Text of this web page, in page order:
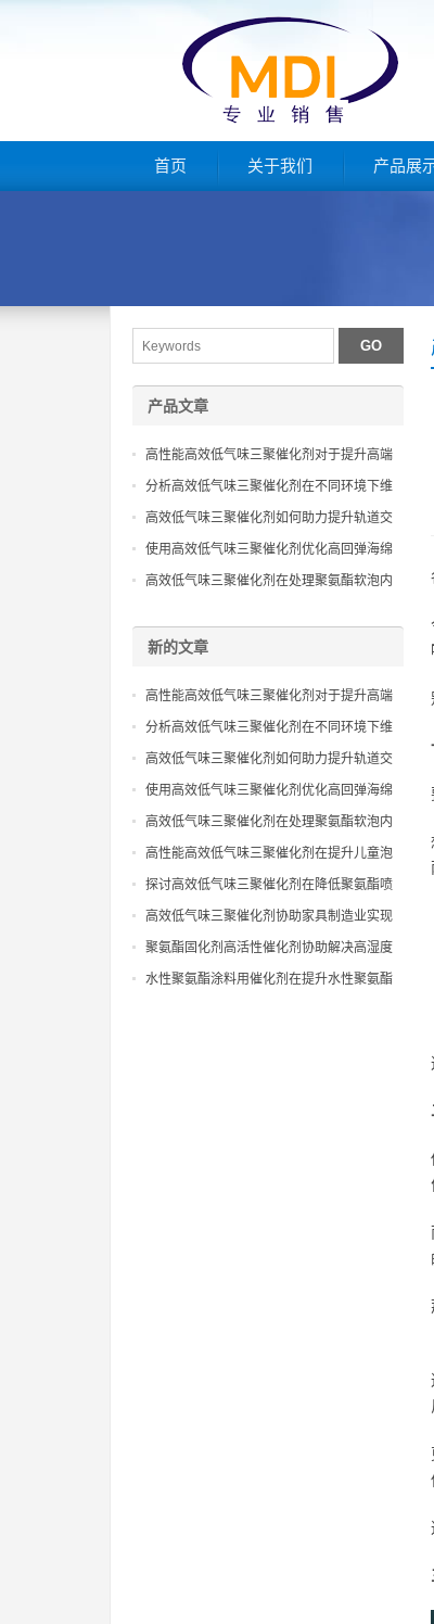
首页 关于我们 产品展
产品文章
高性能高效低气味三聚催化剂对于提升高端
聚氨酯复合材料环保级别效能
分析高效低气味三聚催化剂在不同环境下维
持催化性能且保证气味控制表现
高效低气味三聚催化剂如何助力提升轨道交
通聚氨酯内饰件的室内空气质量
使用高效低气味三聚催化剂优化高回弹海绵
生产流程并满足严苛环保出口
高效低气味三聚催化剂在处理聚氨酯软泡内
新的文章
高性能高效低气味三聚催化剂对于提升高端
聚氨酯复合材料环保级别效能
分析高效低气味三聚催化剂在不同环境下维
持催化性能且保证气味控制表现
高效低气味三聚催化剂如何助力提升轨道交
通聚氨酯内饰件的室内空气质量
使用高效低气味三聚催化剂优化高回弹海绵
生产流程并满足严苛环保出口
高效低气味三聚催化剂在处理聚氨酯软泡内
芯异味去除工艺的技术应用指导
高性能高效低气味三聚催化剂在提升儿童泡
沫玩具安全性与触感表现分析
探讨高效低气味三聚催化剂在降低聚氨酯喷
涂硬泡异味影响方面的实际效果
高效低气味三聚催化剂协助家具制造业实现
绿色环保认证的生产工艺升级
聚氨酯固化剂高活性催化剂协助解决高湿度
天气下聚氨酯涂层固化慢痛点
水性聚氨酯涂料用催化剂在提升水性聚氨酯